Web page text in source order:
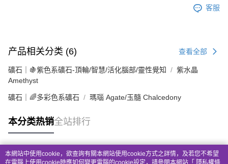
客服
产品相关分类 (6) 查看全部
礦石｜🍇紫色系礦石-頂輪/智慧/活化腦部/靈性覺知
紫水晶
Amethyst
礦石｜🌈多彩色系礦石 瑪瑙 Agate/玉髓 Chalcedony
本分类热销全站排行
热门标签
本網站中使用cookie，欲查詢有關本網站使用cookie方式之詳情，及若您不希望
在電腦上使用cookie時應如何變更電腦的cookie設定，請參閱本網站「 隱私權條